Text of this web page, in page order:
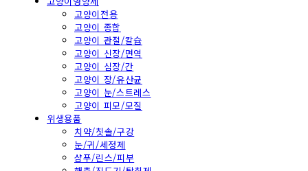
고양이전용
고양이 종합
고양이 관절/칼슘
고양이 신장/면역
고양이 심장/간
고양이 장/유산균
고양이 눈/스트레스
고양이 피모/모질
위생용품
치약/칫솔/구강
눈/귀/세정제
샴푸/린스/피부